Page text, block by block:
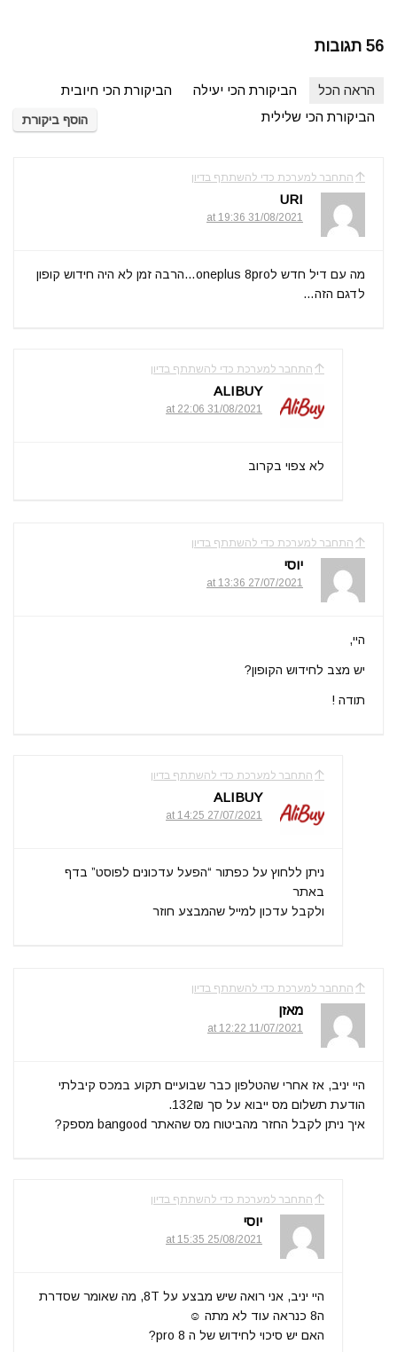
56 תגובות
הראה הכל הביקורת הכי יעילה
הביקורת הכי חיובית
הביקורת הכי שלילית
הוסף ביקורת
התחבר למערכת כדי להשתתף בדיון
URI
31/08/2021 at 19:36
מה עם דיל חדש לoneplus 8pro…הרבה זמן לא היה חידוש קופון
לדגם הזה…
התחבר למערכת כדי להשתתף בדיון
ALIBUY
31/08/2021 at 22:06
לא צפוי בקרוב
התחבר למערכת כדי להשתתף בדיון
יוסי
27/07/2021 at 13:36
היי,
יש מצב לחידוש הקופון?
תודה !
התחבר למערכת כדי להשתתף בדיון
ALIBUY
27/07/2021 at 14:25
ניתן ללחוץ על כפתור “הפעל עדכונים לפוסט” בדף
באתר
ולקבל עדכון למייל שהמבצע חוזר
התחבר למערכת כדי להשתתף בדיון
מאזן
11/07/2021 at 12:22
היי יניב, אז אחרי שהטלפון כבר שבועיים תקוע במכס קיבלתי
הודעת תשלום מס ייבוא על סך 132₪.
איך ניתן לקבל החזר מהביטוח מס שהאתר bangood מספק?
התחבר למערכת כדי להשתתף בדיון
יוסי
25/08/2021 at 15:35
היי יניב, אני רואה שיש מבצע על 8T, מה שאומר שסדרת
ה8 כנראה עוד לא מתה ☺️
האם יש סיכוי לחידוש של ה 8 pro?